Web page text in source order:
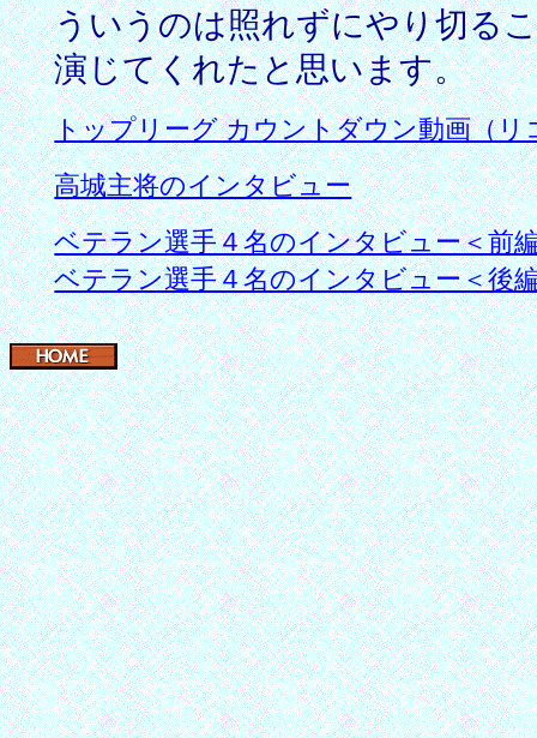
ういうのは照れずにやり切る
演じてくれたと思います。
トップリーグ カウントダウン動画（
高城主将のインタビュー
ベテラン選手４名のインタビュー＜前
ベテラン選手４名のインタビュー＜後